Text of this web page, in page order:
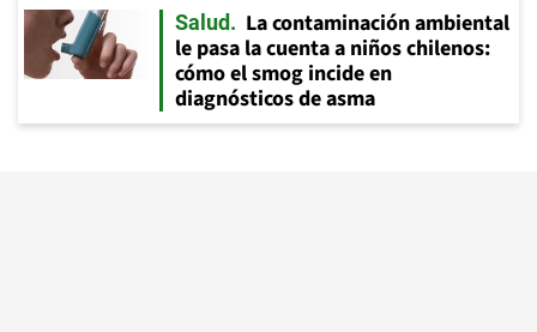
Salud
La contaminación ambiental
le pasa la cuenta a niños chilenos:
cómo el smog incide en
diagnósticos de asma